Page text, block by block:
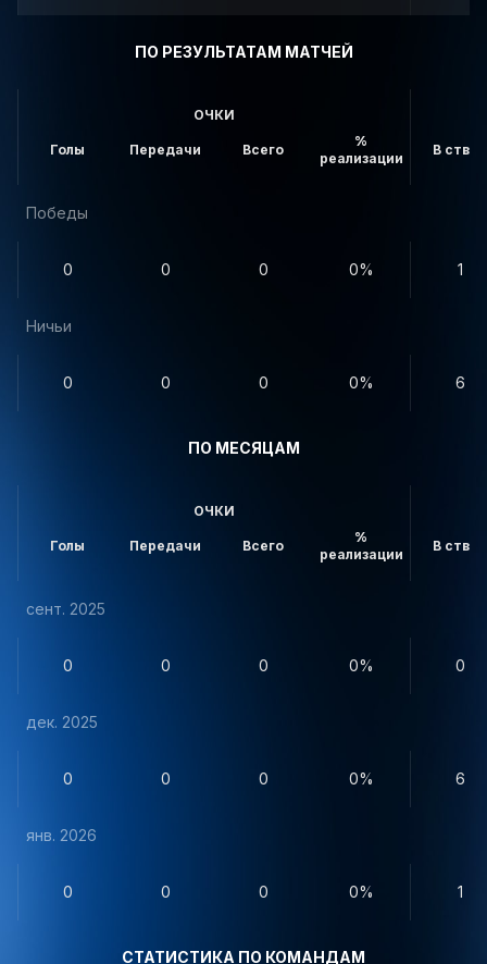
ПО РЕЗУЛЬТАТАМ МАТЧЕЙ
ОЧКИ
Голы Передачи Всего
%
реализации
В створ
Победы
0 0 0 0% 1
Ничьи
0 0 0 0% 6
ПО МЕСЯЦАМ
ОЧКИ
Голы Передачи Всего
%
реализации
В створ
сент. 2025
0 0 0 0% 0
дек. 2025
0 0 0 0% 6
янв. 2026
0 0 0 0% 1
СТАТИСТИКА ПО КОМАНДАМ